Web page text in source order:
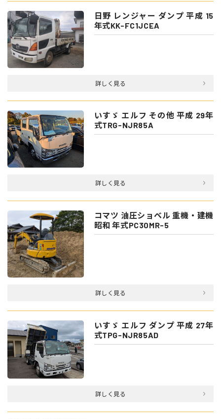
日野 レンジャー ダンプ 平成 15
年式KK-FC1JCEA
詳しく見る
いすゞ エルフ その他 平成 29年
式TRG-NJR85A
詳しく見る
コマツ 油圧ショベル 重機・建機
昭和 年式PC30MR-5
詳しく見る
いすゞ エルフ ダンプ 平成 27年
式TPG-NJR85AD
詳しく見る